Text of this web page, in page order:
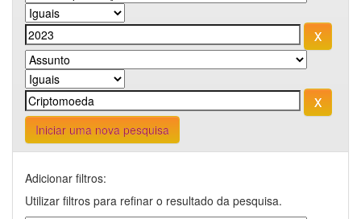
Iniciar uma nova pesquisa
Adicionar filtros:
Utilizar filtros para refinar o resultado da pesquisa.